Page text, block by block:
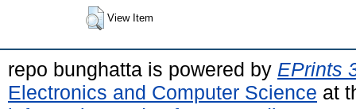
View Item
repo bunghatta is powered by EPrints
Electronics and Computer Science at